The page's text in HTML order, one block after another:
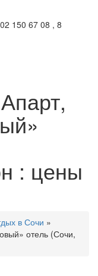
150 67 08 , 8
: цены
в Сочи »
отель (Сочи,